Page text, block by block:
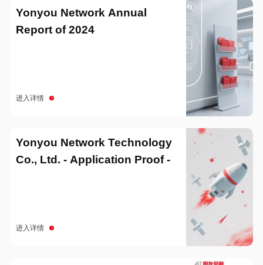
Yonyou Network Annual
Report of 2024
进入详情
Yonyou Network Technology
Co., Ltd. - Application Proof -
进入详情